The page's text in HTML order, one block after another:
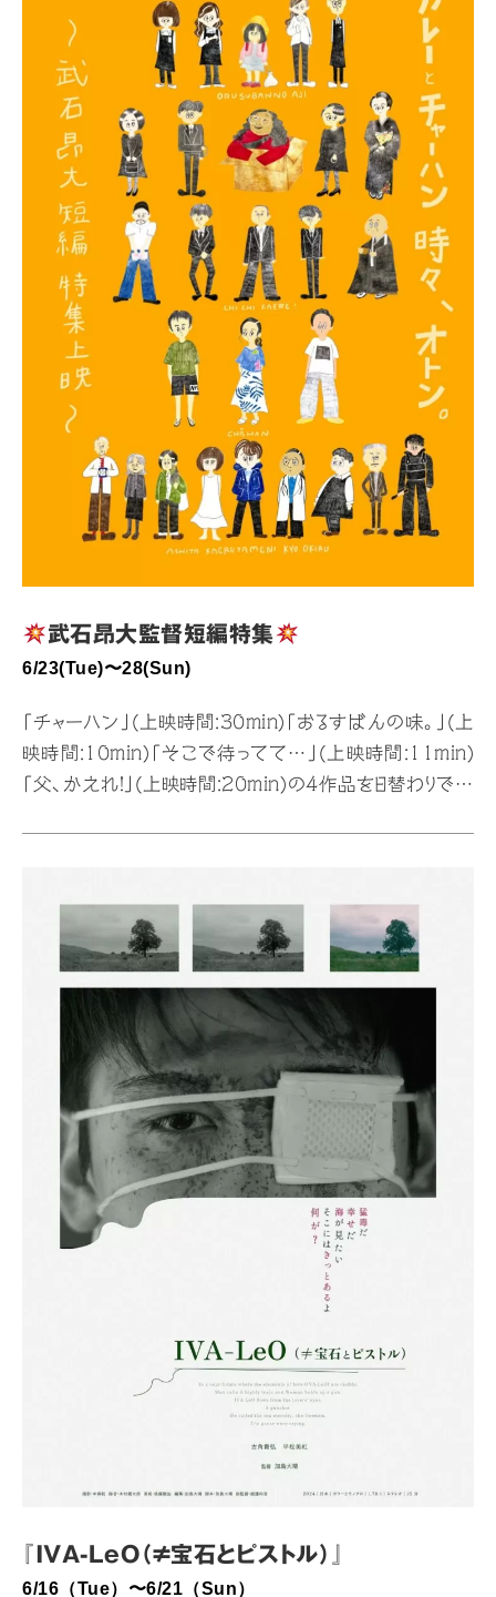
を被った男にその金を盗まれてしまう。天狗の正体が家族
を捨てた男・ドラゴンだと気づいた弥平は、殺し屋アゲハ
に仕事を依頼するが、ドラゴンを倒したアゲハは連絡を断
ってしまう。その後も、殺し屋たちによる金の奪い合いが続
き、その行方はわから…
武石昂大監督短編特集
6/23(Tue)〜28(Sun)
「チャーハン」(上映時間:30min)「おるすばんの味。」(上
映時間:10min)「そこで待ってて…」(上映時間:11min)
「父、かえれ！」(上映時間:20min)の4作品を日替わりでの
画祭にて上映も行われた武石監督の短編映画特集を行
います！ 【上映スケジュール
】
予告等で若干時間変動
あります 6/23(火).25(木)19:30〜19:40 おるすばん
の味。19:40〜19:51 そこで待ってて…19:51〜20:21
『IVA-LeO（≠宝石とピストル）』
6/16（Tue）〜6/21（Sun）